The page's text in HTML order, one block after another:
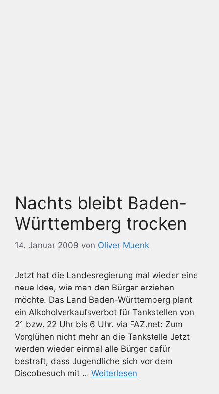
Nachts bleibt Baden-
Württemberg trocken
14. Januar 2009 von Oliver Muenk
Jetzt hat die Landesregierung mal wieder eine
neue Idee, wie man den Bürger erziehen
möchte. Das Land Baden-Württemberg plant
ein Alkoholverkaufsverbot für Tankstellen von
21 bzw. 22 Uhr bis 6 Uhr. via FAZ.net: Zum
Vorglühen nicht mehr an die Tankstelle Jetzt
werden wieder einmal alle Bürger dafür
bestraft, dass Jugendliche sich vor dem
Discobesuch mit … Weiterlesen